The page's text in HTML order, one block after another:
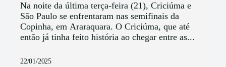
Na noite da última terça-feira (21), Criciúma e
São Paulo se enfrentaram nas semifinais da
Copinha, em Araraquara. O Criciúma, que até
então já tinha feito história ao chegar entre as...
22/01/2025